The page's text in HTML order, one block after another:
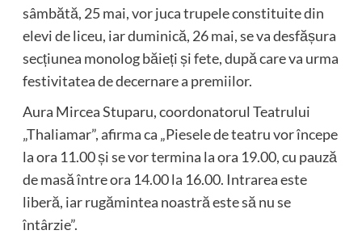
sâmbătă, 25 mai, vor juca trupele constituite din
elevi de liceu, iar duminică, 26 mai, se va desfășura
secțiunea monolog băieți și fete, după care va urma
festivitatea de decernare a premiilor.
Aura Mircea Stuparu, coordonatorul Teatrului
„Thaliamar”, afirma ca „Piesele de teatru vor începe
la ora 11.00 și se vor termina la ora 19.00, cu pauză
de masă între ora 14.00 la 16.00. Intrarea este
liberă, iar rugămintea noastră este să nu se
întârzie”.